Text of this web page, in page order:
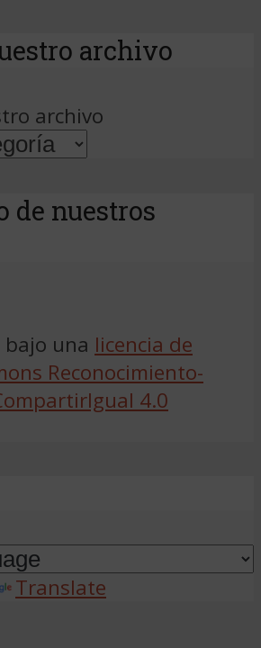
archivo
archivo
de nuestros
bajo una licencia de
Reconocimiento-
4.0
Translate